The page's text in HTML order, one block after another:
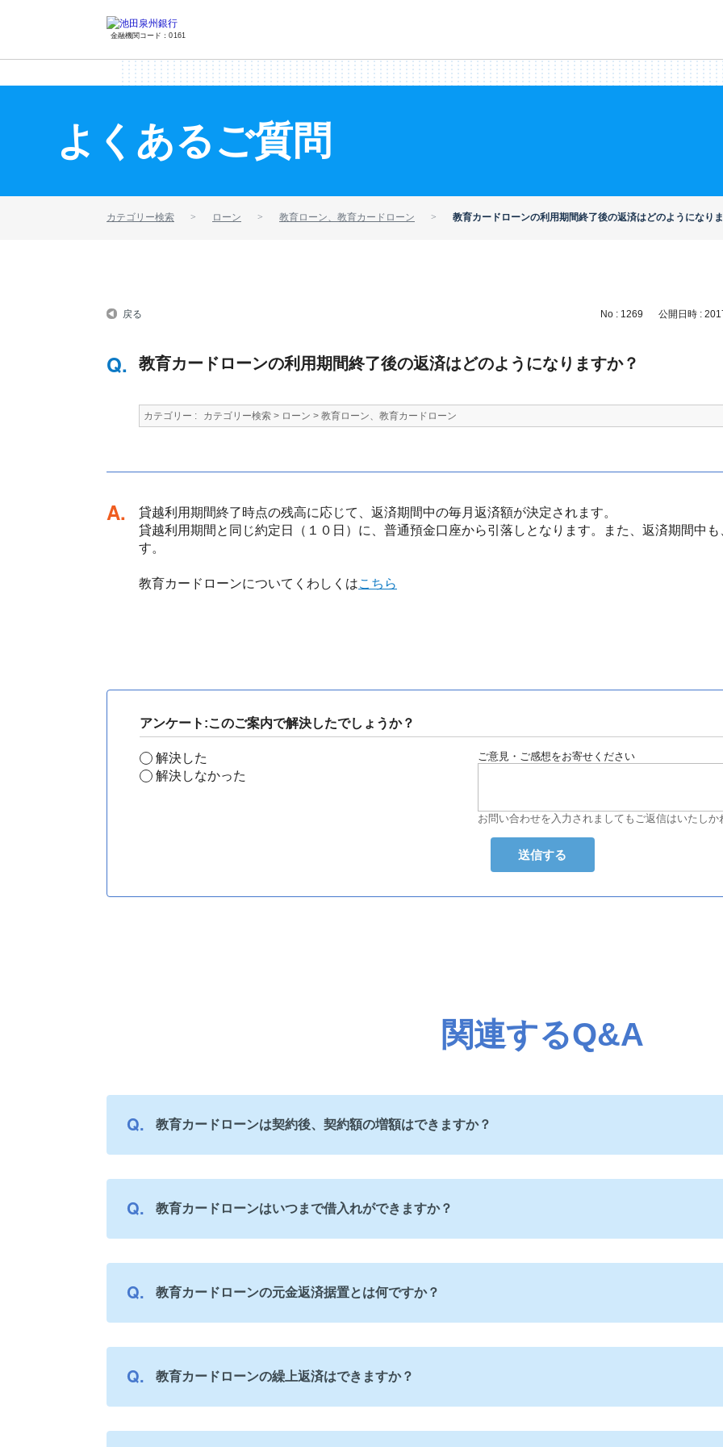
金融機関コード：0161
よくあるご質問
カテゴリー検索 ローン 教育ローン、教育カードローン 教育カードローンの利用期間終了後の返済はどのようになり
戻る No : 1269 公開日時 :
教育カードローンの利用期間終了後の返済はどのようになりますか？
カテゴリー : カテゴリー検索 > ローン > 教育ローン、教育カードローン
回答
貸越利用期間終了時点の残高に応じて、返済期間中の毎月返済額が決定されます。
貸越利用期間と同じ約定日（１０日）に、普通預金口座から引落しとなります。また、返済期間中
す。
教育カードローンについてくわしくはこちら
アンケート:このご案内で解決したでしょうか？
解決した
解決しなかった
ご意見・ご感想をお寄せください
お問い合わせを入力されましてもご返信はいたしか
関連するQ&A
教育カードローンは契約後、契約額の増額はできますか？
教育カードローンはいつまで借入れができますか？
教育カードローンの元金返済据置とは何ですか？
教育カードローンの繰上返済はできますか？